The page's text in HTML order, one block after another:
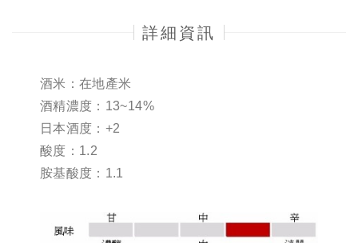
詳細資訊
酒米：在地產米
酒精濃度：13~14%
日本酒度：+2
酸度：1.2
胺基酸度：1.1